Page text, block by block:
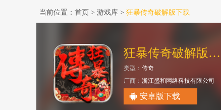
当前位置： 首页 > 游戏库 > 狂暴传奇破解版下载
狂暴传奇破解版无限直充币
类型： 传奇
厂商： 浙江盛和网络科技有限公司
安卓版下载